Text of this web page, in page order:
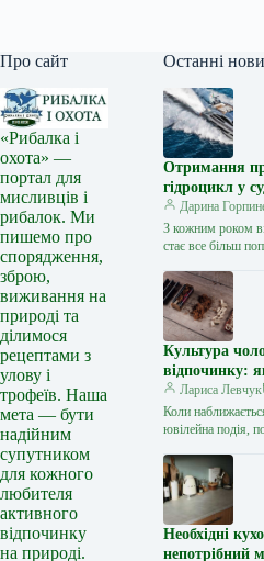
Про сайт
«Рибалка і
охота» —
портал для
мисливців і
рибалок. Ми
пишемо про
спорядження,
зброю,
виживання на
природі та
ділимося
рецептами з
улову і
трофеїв. Наша
мета — бути
надійним
супутником
для кожного
любителя
активного
відпочинку
на природі.
Останні
Отримання
гідроцикл у
«Либідь-А»:
іспиту
Дарина
З кожним роком
стає все більш
чи гідроциклом
горизонти…
Культура
відпочинку:
стильний та
подарунок
Лариса Левчук
Коли
ювілейна подія,
близької людини
перетворюється
…
Необхідні
непотрібний